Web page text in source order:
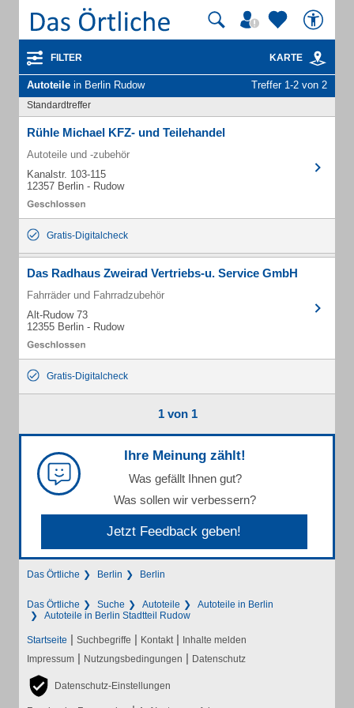
FILTER KARTE
Autoteile in Berlin Rudow Treffer 1-2 von 2
Standardtreffer
Rühle Michael KFZ- und Teilehandel
Autoteile und -zubehör
Kanalstr. 103-115
12357 Berlin - Rudow
Gratis-Digitalcheck
Das Radhaus Zweirad Vertriebs-u. Service GmbH
Fahrräder und Fahrradzubehör
Alt-Rudow 73
12355 Berlin - Rudow
Gratis-Digitalcheck
1 von 1
Ihre Meinung zählt!
Was gefällt Ihnen gut?
Was sollen wir verbessern?
Jetzt Feedback geben!
Das Örtliche Berlin Berlin
Das Örtliche Suche Autoteile
Autoteile in Berlin
Autoteile in Berlin Stadtteil Rudow
Startseite | Suchbegriffe | Kontakt | Inhalte melden
Impressum | Nutzungsbedingungen | Datenschutz
Datenschutz-Einstellungen